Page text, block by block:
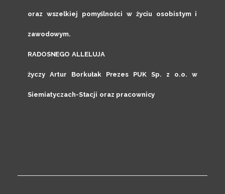
oraz wszelkiej pomyślności w życiu osobistym i
zawodowym.
RADOSNEGO ALLELUJA
życzy Artur Borkułak Prezes PUK Sp. z o.o. w
Siemiatyczach-Stacji oraz pracownicy